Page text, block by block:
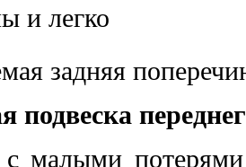
и легко
задняя
подвеска
с малыми